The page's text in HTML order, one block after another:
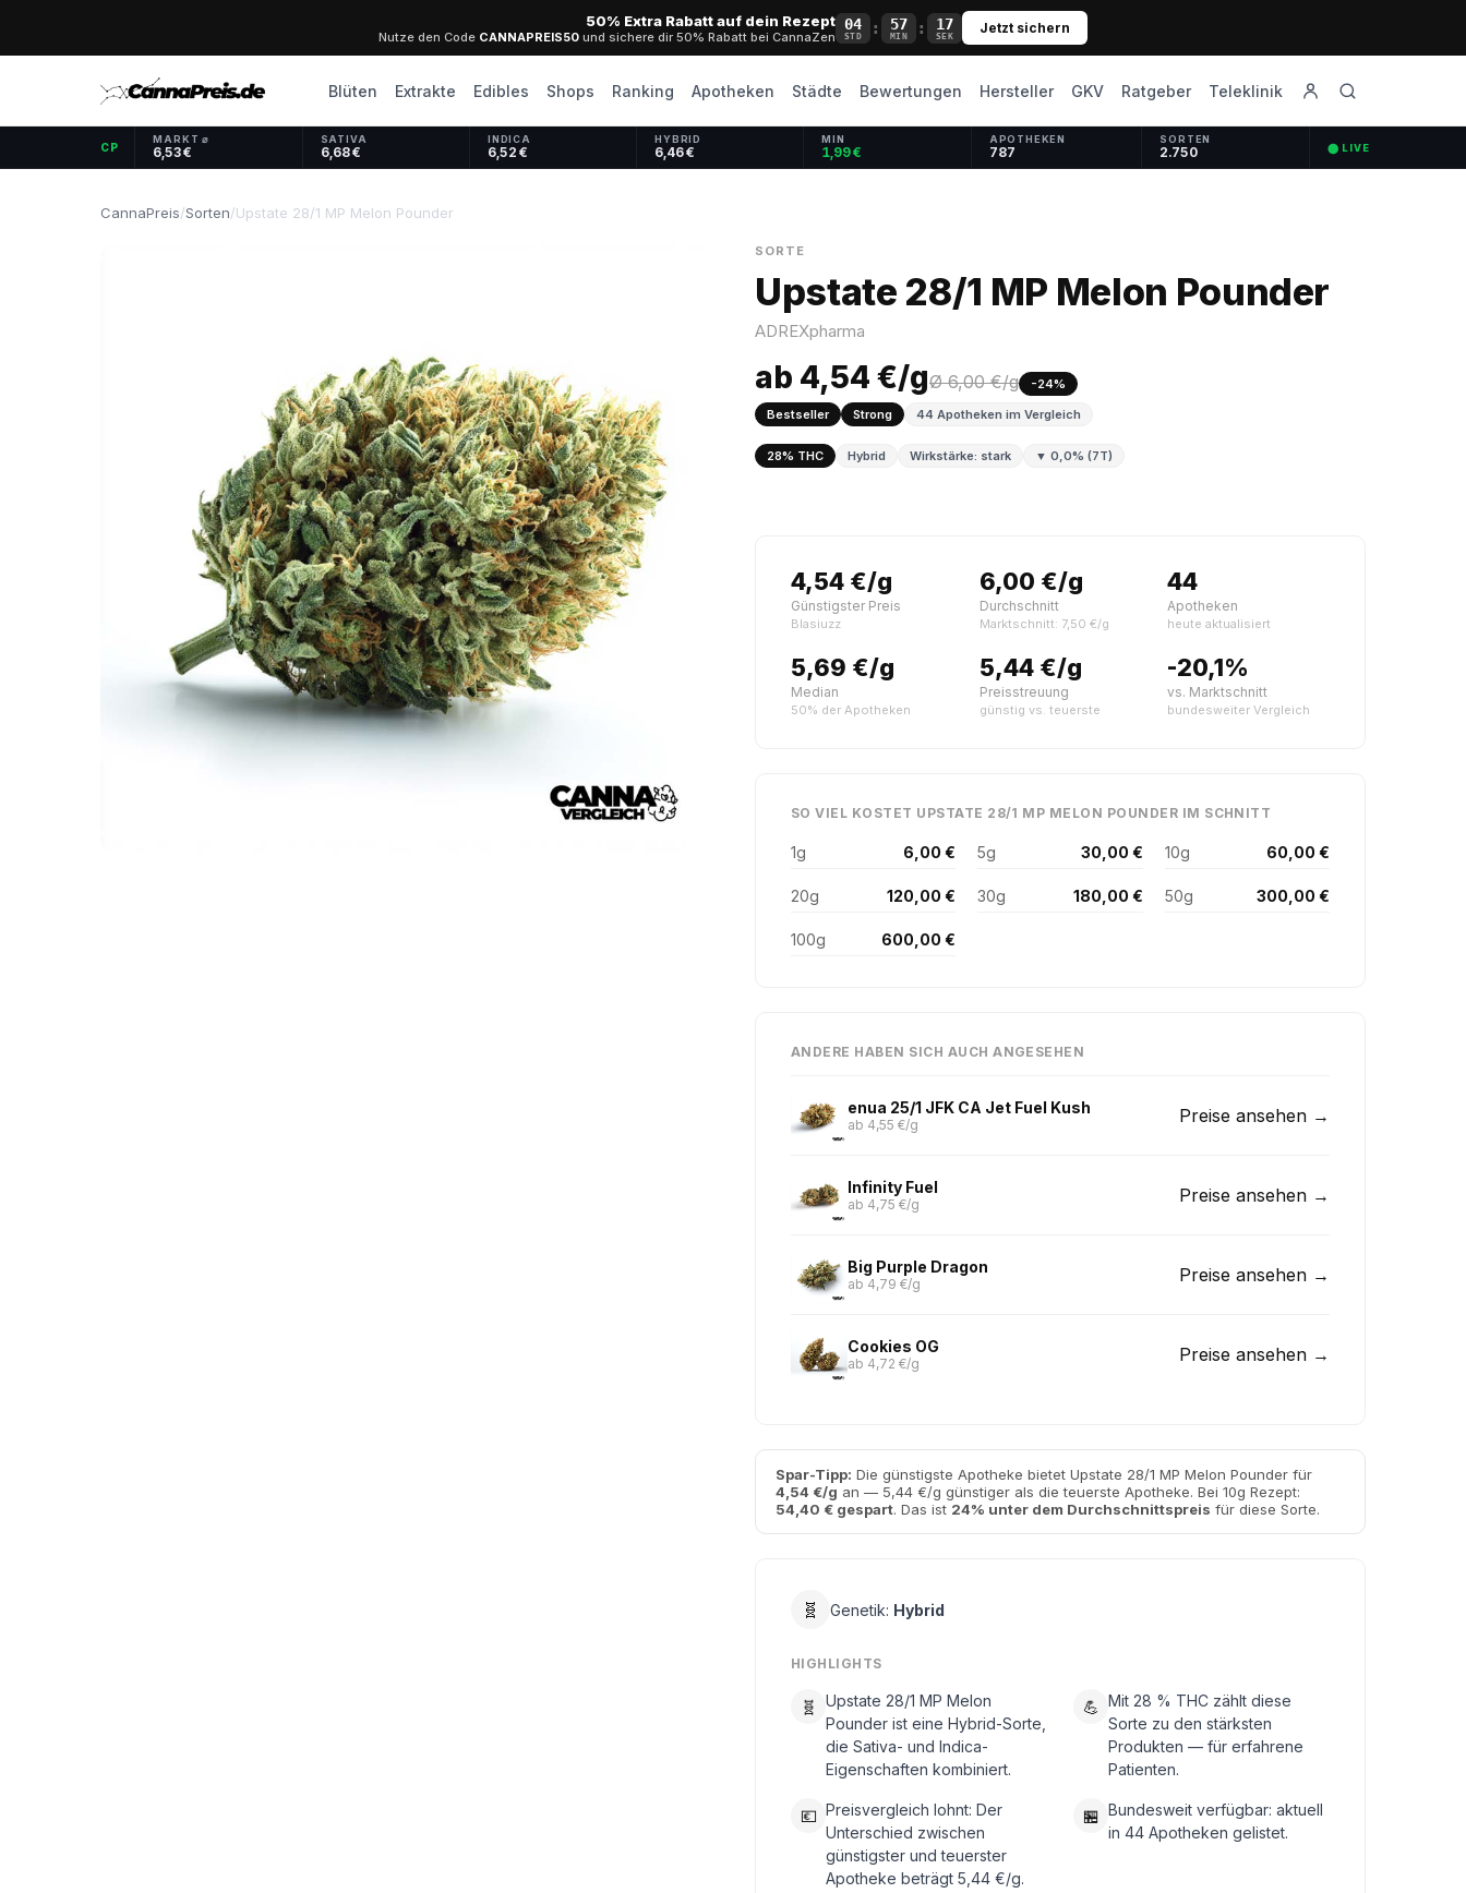
50% Extra Rabatt auf dein Rezept
Nutze den Code CANNAPREIS50 und sichere dir 50% Rabatt bei CannaZen
04
STD : 57
MIN : 17
SEK Jetzt sichern
Blüten Extrakte Edibles Shops Ranking Apotheken Städte Bewertungen Hersteller GKV Ratgeber Teleklinik
CP
MARKT ⌀
6,53 €
SATIVA
6,68 €
INDICA
6,52 €
HYBRID
6,46 €
MIN
1,99 €
APOTHEKEN
787
SORTEN
2.750 ⬤ LIVE
CannaPreis/Sorten/Upstate 28/1 MP Melon Pounder
SORTE
Upstate 28/1 MP Melon Pounder
ADREXpharma
ab 4,54 €/gØ 6,00 €/g
-24%
Bestseller
Strong 44 Apotheken im Vergleich
28% THC Hybrid Wirkstärke: stark ▼ 0,0% (7T)
4,54 €/g
Günstigster Preis
Blasiuzz
6,00 €/g
Durchschnitt
Marktschnitt: 7,50 €/g
44
Apotheken
heute aktualisiert
5,69 €/g
Median
50% der Apotheken
5,44 €/g
Preisstreuung
günstig vs. teuerste
-20,1%
vs. Marktschnitt
bundesweiter Vergleich
SO VIEL KOSTET UPSTATE 28/1 MP MELON POUNDER IM SCHNITT
1g 6,00 € 5g 30,00 € 10g 60,00 €
20g 120,00 € 30g 180,00 € 50g 300,00 €
100g 600,00 €
ANDERE HABEN SICH AUCH ANGESEHEN
enua 25/1 JFK CA Jet Fuel Kush
ab 4,55 €/g Preise ansehen →
Infinity Fuel
ab 4,75 €/g Preise ansehen →
Big Purple Dragon
ab 4,79 €/g Preise ansehen →
Cookies OG
ab 4,72 €/g Preise ansehen →
Spar-Tipp: Die günstigste Apotheke bietet Upstate 28/1 MP Melon Pounder für
4,54 €/g an — 5,44 €/g günstiger als die teuerste Apotheke. Bei 10g Rezept:
54,40 € gespart. Das ist 24% unter dem Durchschnittspreis für diese Sorte.
🧬 Genetik: Hybrid
HIGHLIGHTS
🧬
Upstate 28/1 MP Melon
Pounder ist eine Hybrid-Sorte,
die Sativa- und Indica-
Eigenschaften kombiniert.
💪 Mit 28 % THC zählt diese
Sorte zu den stärksten
Produkten — für erfahrene
Patienten.
💶 Preisvergleich lohnt: Der
Unterschied zwischen
günstigster und teuerster
Apotheke beträgt 5,44 €/g.
🏪 Bundesweit verfügbar: aktuell
in 44 Apotheken gelistet.